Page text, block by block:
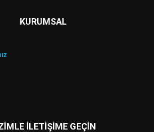
KURUMSAL
İLETİŞİME GEÇİN